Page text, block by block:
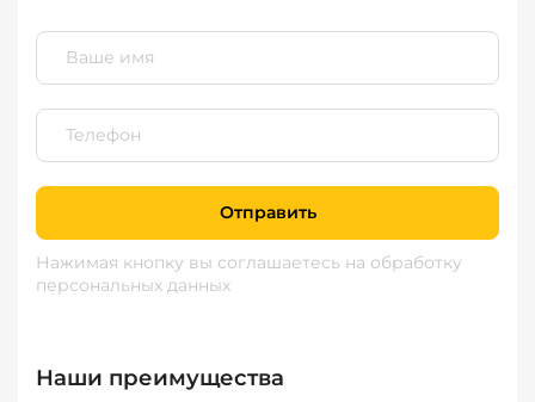
Отправить
Нажимая кнопку вы соглашаетесь на обработку
персональных данных
Наши преимущества